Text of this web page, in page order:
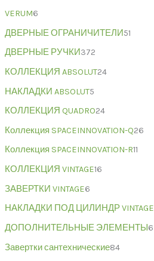
VERUM6
ДВЕРНЫЕ ОГРАНИЧИТЕЛИ51
ДВЕРНЫЕ РУЧКИ372
КОЛЛЕКЦИЯ ABSOLUT24
НАКЛАДКИ ABSOLUT5
КОЛЛЕКЦИЯ QUADRO24
Коллекция SPACEINNOVATION-Q26
Коллекция SPACEINNOVATION-R11
КОЛЛЕКЦИЯ VINTAGE16
ЗАВЕРТКИ VINTAGE6
НАКЛАДКИ ПОД ЦИЛИНДР VINTAGE
ДОПОЛНИТЕЛЬНЫЕ ЭЛЕМЕНТЫ 6
Завертки сантехнические84